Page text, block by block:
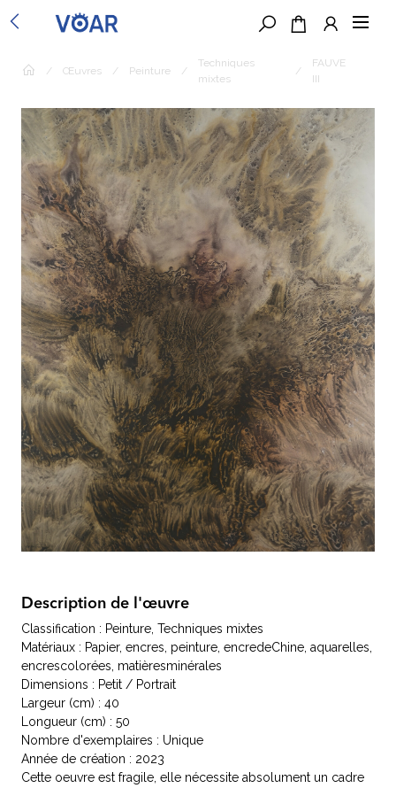
/ Œuvres / Peinture /
Techniques
mixtes
/
FAUVE
III
Description de l'œuvre
Classification : Peinture, Techniques mixtes
Matériaux : Papier, encres, peinture, encredeChine, aquarelles,
encrescolorées, matièresminérales
Dimensions : Petit / Portrait
Largeur (cm) : 40
Longueur (cm) : 50
Nombre d'exemplaires : Unique
Année de création : 2023
Cette oeuvre est fragile, elle nécessite absolument un cadre